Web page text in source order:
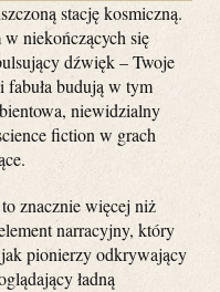
stację kosmiczną.
w niekończących się
dźwięk – Twoje
fabuła budują w tym
niewidzialny
fiction w grach
znacznie więcej niż
narracyjny, który
pionierzy odkrywający
ładną